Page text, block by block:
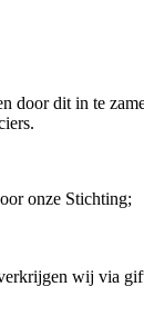
dit in te
onze Stichting;
wij via